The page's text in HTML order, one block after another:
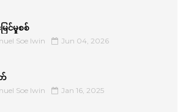
ြင်မှုစစ်
Soe lwin Jun 04, 2026
Soe lwin Jan 16, 2025